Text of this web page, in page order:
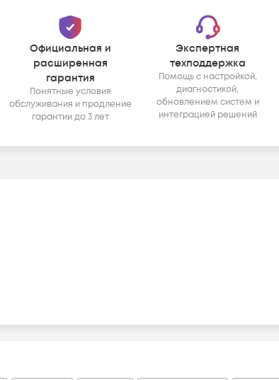
Официальная и
расширенная
гарантия
Понятные условия
обслуживания и продление
гарантии до 3 лет
Экспертная
техподдержка
Помощь с настройкой,
диагностикой,
обновлением систем и
интеграцией решений